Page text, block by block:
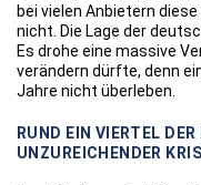
bei vielen Anbietern
nicht. Die Lage der
Es drohe eine massive
verändern dürfte, denn
Jahre nicht überleben.
RUND EIN VIERTEL
UNZUREICHENDER